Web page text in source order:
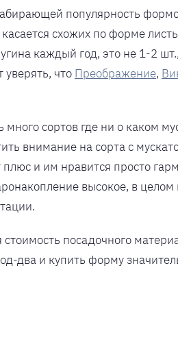
популярность
схожих по форме
каждый год, это не 1-2
уверять, что Преображение,
много сортов где ни о каком
внимание на сорта с
плюс и им нравится просто
высокое, в целом
посадочного
два и купить форму